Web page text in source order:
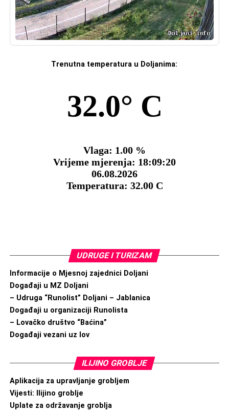
Trenutna temperatura u Doljanima:
UDRUGE I TURIZAM
Informacije o Mjesnoj zajednici Doljani
Događaji u MZ Doljani
– Udruga “Runolist” Doljani – Jablanica
Događaji u organizaciji Runolista
– Lovačko društvo “Baćina”
Događaji vezani uz lov
ILIJINO GROBLJE
Aplikacija za upravljanje grobljem
Vijesti: Ilijino groblje
Uplate za održavanje groblja